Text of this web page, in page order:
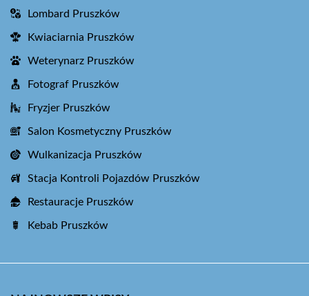
Lombard Pruszków
Kwiaciarnia Pruszków
Weterynarz Pruszków
Fotograf Pruszków
Fryzjer Pruszków
Salon Kosmetyczny Pruszków
Wulkanizacja Pruszków
Stacja Kontroli Pojazdów Pruszków
Restauracje Pruszków
Kebab Pruszków